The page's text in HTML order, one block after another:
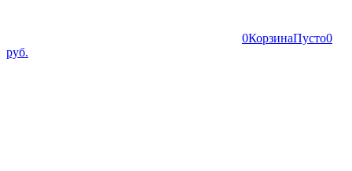
0КорзинаПусто0
руб.